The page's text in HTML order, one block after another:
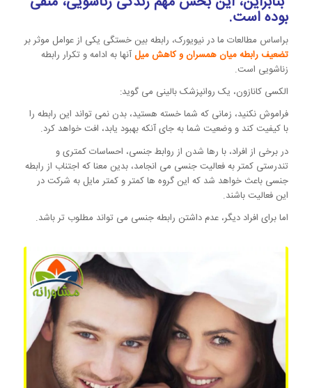
بوده است.
براساس مطالعات ما در نیویورک، رابطه بین خستگی یکی از عوامل موثر بر
تضعیف رابطه میان همسران و کاهش میلآنها به ادامه و تکرار رابطه
زناشویی است.
الکسی کانازون، یک روانپزشک بالینی می گوید:
فراموش نکنید، زمانی که شما خسته هستید، بدن نمی تواند این رابطه را
با کیفیت کند و وضعیت شما به جای آنکه بهبود یابد، افت خواهد کرد.
در برخی از افراد، با رها شدن از روابط جنسی، احساسات کمتری و
تندرستی کمتر به فعالیت جنسی می انجامد، بدین معنا که اجتناب از رابطه
جنسی باعث خواهد شد که این گروه ها کمتر و کمتر مایل به شرکت در
این فعالیت باشند.
اما برای افراد دیگر، عدم داشتن رابطه جنسی می تواند مطلوب تر باشد.